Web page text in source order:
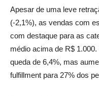
Apesar de uma leve
(-2,1%), as vendas com
com destaque para as
médio acima de R$
queda de 6,4%, mas
fulfillment para 27% dos